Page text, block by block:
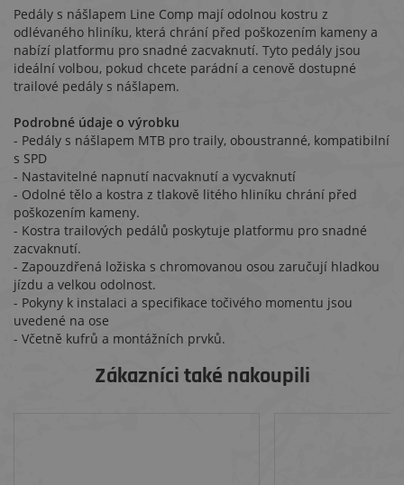
Pedály s nášlapem Line Comp mají odolnou kostru z
odlévaného hliníku, která chrání před poškozením kameny a
nabízí platformu pro snadné zacvaknutí. Tyto pedály jsou
ideální volbou, pokud chcete parádní a cenově dostupné
trailové pedály s nášlapem.
Podrobné údaje o výrobku
- Pedály s nášlapem MTB pro traily, oboustranné, kompatibilní
s SPD
- Nastavitelné napnutí nacvaknutí a vycvaknutí
- Odolné tělo a kostra z tlakově litého hliníku chrání před
poškozením kameny.
- Kostra trailových pedálů poskytuje platformu pro snadné
zacvaknutí.
- Zapouzdřená ložiska s chromovanou osou zaručují hladkou
jízdu a velkou odolnost.
- Pokyny k instalaci a specifikace točivého momentu jsou
uvedené na ose
- Včetně kufrů a montážních prvků.
Zákazníci také nakoupili